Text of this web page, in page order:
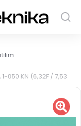
KN (6,32F / 7,53N)